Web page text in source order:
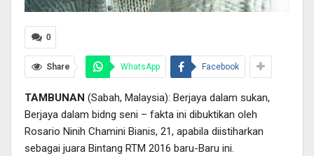
0
Share WhatsApp Facebook
TAMBUNAN (Sabah, Malaysia): Berjaya dalam sukan,
Berjaya dalam bidng seni – fakta ini dibuktikan oleh
Rosario Ninih Chamini Bianis, 21, apabila diistiharkan
sebagai juara Bintang RTM 2016 baru-Baru ini.